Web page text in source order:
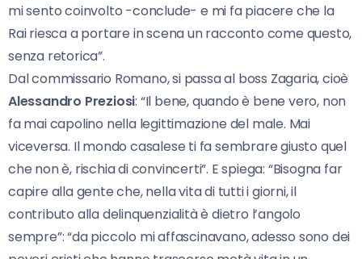
mi sento coinvolto -conclude- e mi fa piacere che la
Rai riesca a portare in scena un racconto come questo,
senza retorica”.
Dal commissario Romano, si passa al boss Zagaria, cioè
Alessandro Preziosi: “Il bene, quando è bene vero, non
fa mai capolino nella legittimazione del male. Mai
viceversa. Il mondo casalese ti fa sembrare giusto quel
che non è, rischia di convincerti”. E spiega: “Bisogna far
capire alla gente che, nella vita di tutti i giorni, il
contributo alla delinquenzialità è dietro l’angolo
sempre”: “da piccolo mi affascinavano, adesso sono dei